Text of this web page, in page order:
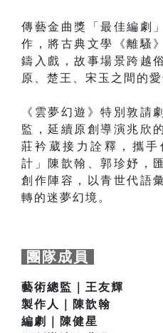
傳藝金曲獎「最佳編劇
作，將古典文學《離騷
鑄入戲，故事場景跨越
原、楚王、宋玉之間的愛
《雲夢幻遊》特別敦請
監，延續原創導演兆欣
莊衿葳接力詮釋，攜
計」陳歆翰、郭珍妤，
創作陣容，以青世代語
轉的迷夢幻境。
團隊成員
藝術總監｜王友輝
製作人｜陳歆翰
編劇｜陳健星